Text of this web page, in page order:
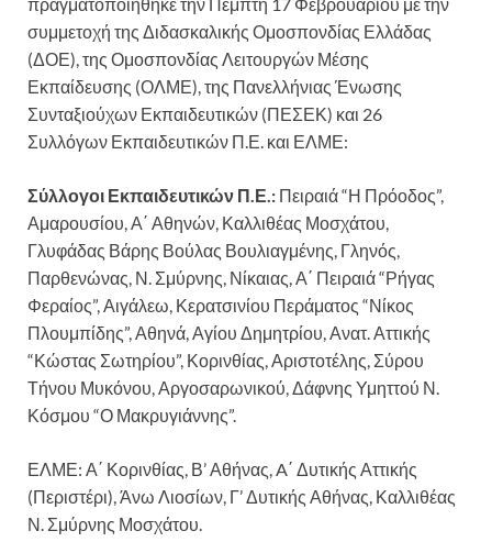
συμμετοχή της Διδασκαλικής Ομοσπονδίας Ελλάδας
(ΔΟΕ), της Ομοσπονδίας Λειτουργών Μέσης
Εκπαίδευσης (ΟΛΜΕ), της Πανελλήνιας Ένωσης
Συνταξιούχων Εκπαιδευτικών (ΠΕΣΕΚ) και 26
Συλλόγων Εκπαιδευτικών Π.Ε. και ΕΛΜΕ:
Σύλλογοι Εκπαιδευτικών Π.Ε.: Πειραιά “Η Πρόοδος”,
Αμαρουσίου, Α΄ Αθηνών, Καλλιθέας Μοσχάτου,
Γλυφάδας Βάρης Βούλας Βουλιαγμένης, Γληνός,
Παρθενώνας, Ν. Σμύρνης, Νίκαιας, Α΄ Πειραιά “Ρήγας
Φεραίος”, Αιγάλεω, Κερατσινίου Περάματος “Νίκος
Πλουμπίδης”, Αθηνά, Αγίου Δημητρίου, Ανατ. Αττικής
“Κώστας Σωτηρίου”, Κορινθίας, Αριστοτέλης, Σύρου
Τήνου Μυκόνου, Αργοσαρωνικού, Δάφνης Υμηττού Ν.
Κόσμου “Ο Μακρυγιάννης”.
ΕΛΜΕ: Α΄ Κορινθίας, Β’ Αθήνας, A΄ Δυτικής Αττικής
(Περιστέρι), Άνω Λιοσίων, Γ’ Δυτικής Αθήνας, Καλλιθέας
Ν. Σμύρνης Μοσχάτου.